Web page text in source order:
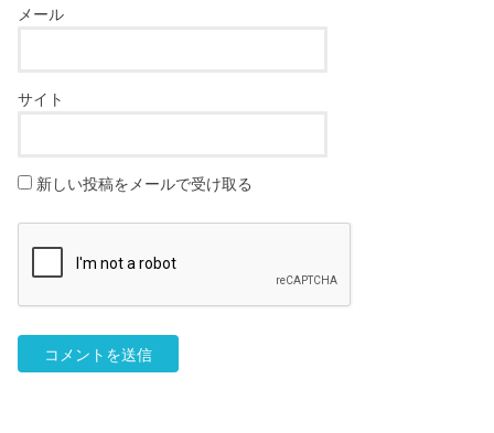
メール
サイト
新しい投稿をメールで受け取る